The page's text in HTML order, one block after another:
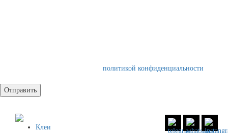
политикой конфиденциальности
Клеи